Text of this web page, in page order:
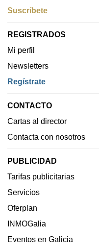
Suscríbete
REGISTRADOS
Mi perfil
Newsletters
Regístrate
CONTACTO
Cartas al director
Contacta con nosotros
PUBLICIDAD
Tarifas publicitarias
Servicios
Oferplan
INMOGalia
Eventos en Galicia